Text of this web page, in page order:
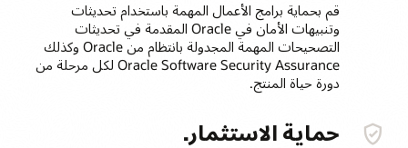
قم بحماية برامج الأعمال المهمة باستخدام تحديثات
وتنبيهات الأمان في Oracle المقدمة في تحديثات
التصحيحات المهمة المجدولة بانتظام من Oracle وكذلك
Oracle Software Security Assurance لكل مرحلة من
دورة حياة المنتج.
حماية الاستثمار.